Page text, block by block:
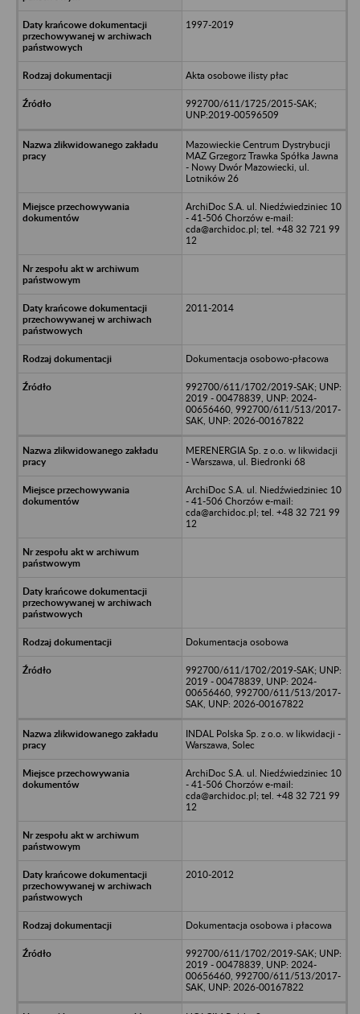
1997-2019
Akta osobowe ilisty płac
992700/611/1725/2015-SAK;
UNP:2019-00596509
Mazowieckie Centrum Dystrybucji
MAZ Grzegorz Trawka Spółka Jawna
- Nowy Dwór Mazowiecki, ul.
Lotników 26
ArchiDoc S.A. ul. Niedźwiedziniec 10
- 41-506 Chorzów e-mail:
cda@archidoc.pl; tel. +48 32 721 99
12
2011-2014
Dokumentacja osobowo-płacowa
992700/611/1702/2019-SAK; UNP:
2019 - 00478839, UNP: 2024-
00656460, 992700/611/513/2017-
SAK, UNP: 2026-00167822
MERENERGIA Sp. z o.o. w likwidacji
- Warszawa, ul. Biedronki 68
ArchiDoc S.A. ul. Niedźwiedziniec 10
- 41-506 Chorzów e-mail:
cda@archidoc.pl; tel. +48 32 721 99
12
Dokumentacja osobowa
992700/611/1702/2019-SAK; UNP:
2019 - 00478839, UNP: 2024-
00656460, 992700/611/513/2017-
SAK, UNP: 2026-00167822
INDAL Polska Sp. z o.o. w likwidacji -
Warszawa, Solec
ArchiDoc S.A. ul. Niedźwiedziniec 10
- 41-506 Chorzów e-mail:
cda@archidoc.pl; tel. +48 32 721 99
12
2010-2012
Dokumentacja osobowa i płacowa
992700/611/1702/2019-SAK; UNP:
2019 - 00478839, UNP: 2024-
00656460, 992700/611/513/2017-
SAK, UNP: 2026-00167822